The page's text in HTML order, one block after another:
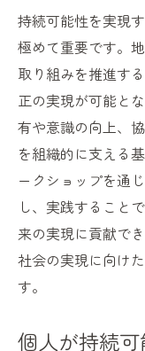
持続可能な社
持続可能
共通の目
多様な視
ローチ
国際的協
持続可能
要性
共通のビ
持続可能性を実現
極めて重要です。
取り組みを推進す
正の実現が可能と
有や意識の向上、
を組織的に支える
ークショップを通
し、実践すること
来の実現に貢献で
社会の実現に向け
す。
個人が持続